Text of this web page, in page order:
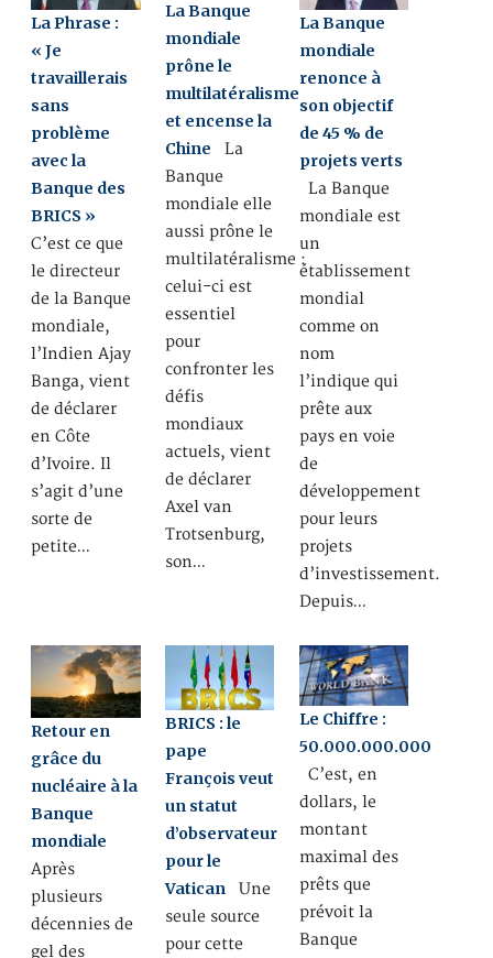
La Phrase :
« Je
travaillerais
sans
problème
avec la
Banque des
BRICS »
C’est ce que
le directeur
de la Banque
mondiale,
l’Indien Ajay
Banga, vient
de déclarer
en Côte
d’Ivoire. Il
s’agit d’une
sorte de
petite…
La Banque
mondiale
prône le
multilatéralisme
et encense la
Chine La
Banque
mondiale elle
aussi prône le
multilatéralisme :
celui-ci est
essentiel
pour
confronter les
défis
mondiaux
actuels, vient
de déclarer
Axel van
Trotsenburg,
son…
La Banque
mondiale
renonce à
son objectif
de 45 % de
projets verts
La Banque
mondiale est
un
établissement
mondial
comme on
nom
l’indique qui
prête aux
pays en voie
de
développement
pour leurs
projets
d’investissement.
Depuis…
Retour en
grâce du
nucléaire à la
Banque
mondiale
Après
plusieurs
décennies de
gel des
BRICS : le
pape
François veut
un statut
d’observateur
pour le
Vatican Une
seule source
pour cette
Le Chiffre :
50.000.000.000
C’est, en
dollars, le
montant
maximal des
prêts que
prévoit la
Banque